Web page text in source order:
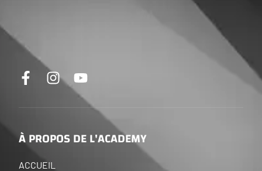
À PROPOS DE L'ACADEMY
ACCUEIL